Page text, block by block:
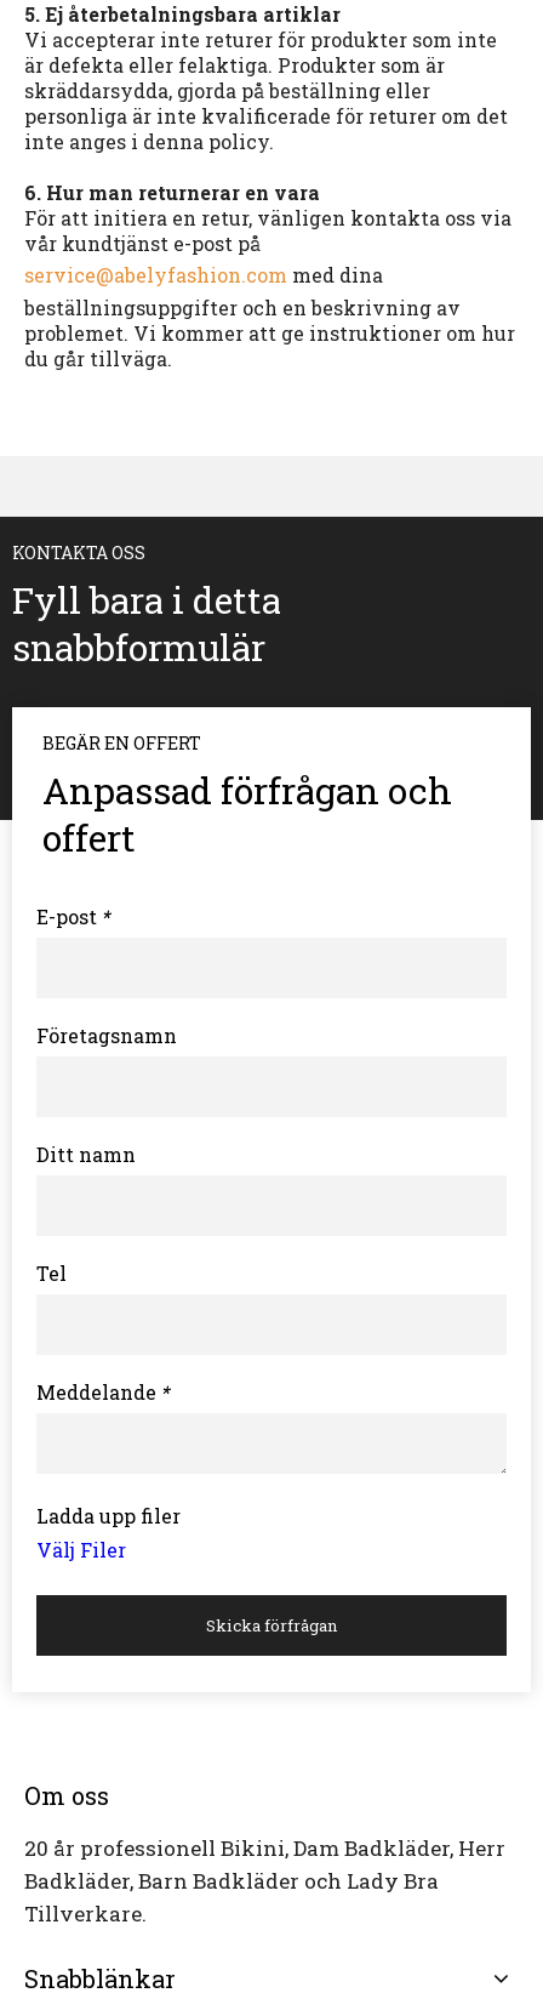
5. Ej återbetalningsbara artiklar
Vi accepterar inte returer för produkter som inte
är defekta eller felaktiga. Produkter som är
skräddarsydda, gjorda på beställning eller
personliga är inte kvalificerade för returer om det
inte anges i denna policy.
6. Hur man returnerar en vara
För att initiera en retur, vänligen kontakta oss via
vår kundtjänst e-post på
service@abelyfashion.com med dina
beställningsuppgifter och en beskrivning av
problemet. Vi kommer att ge instruktioner om hur
du går tillväga.
KONTAKTA OSS
Fyll bara i detta
snabbformulär
BEGÄR EN OFFERT
Anpassad förfrågan och
offert
*
E-post
Företagsnamn
Ditt namn
Tel
*
Meddelande
Ladda upp filer
Välj Filer
Skicka förfrågan
Om oss
20 år professionell Bikini, Dam Badkläder, Herr
Badkläder, Barn Badkläder och Lady Bra
Tillverkare.
Snabblänkar